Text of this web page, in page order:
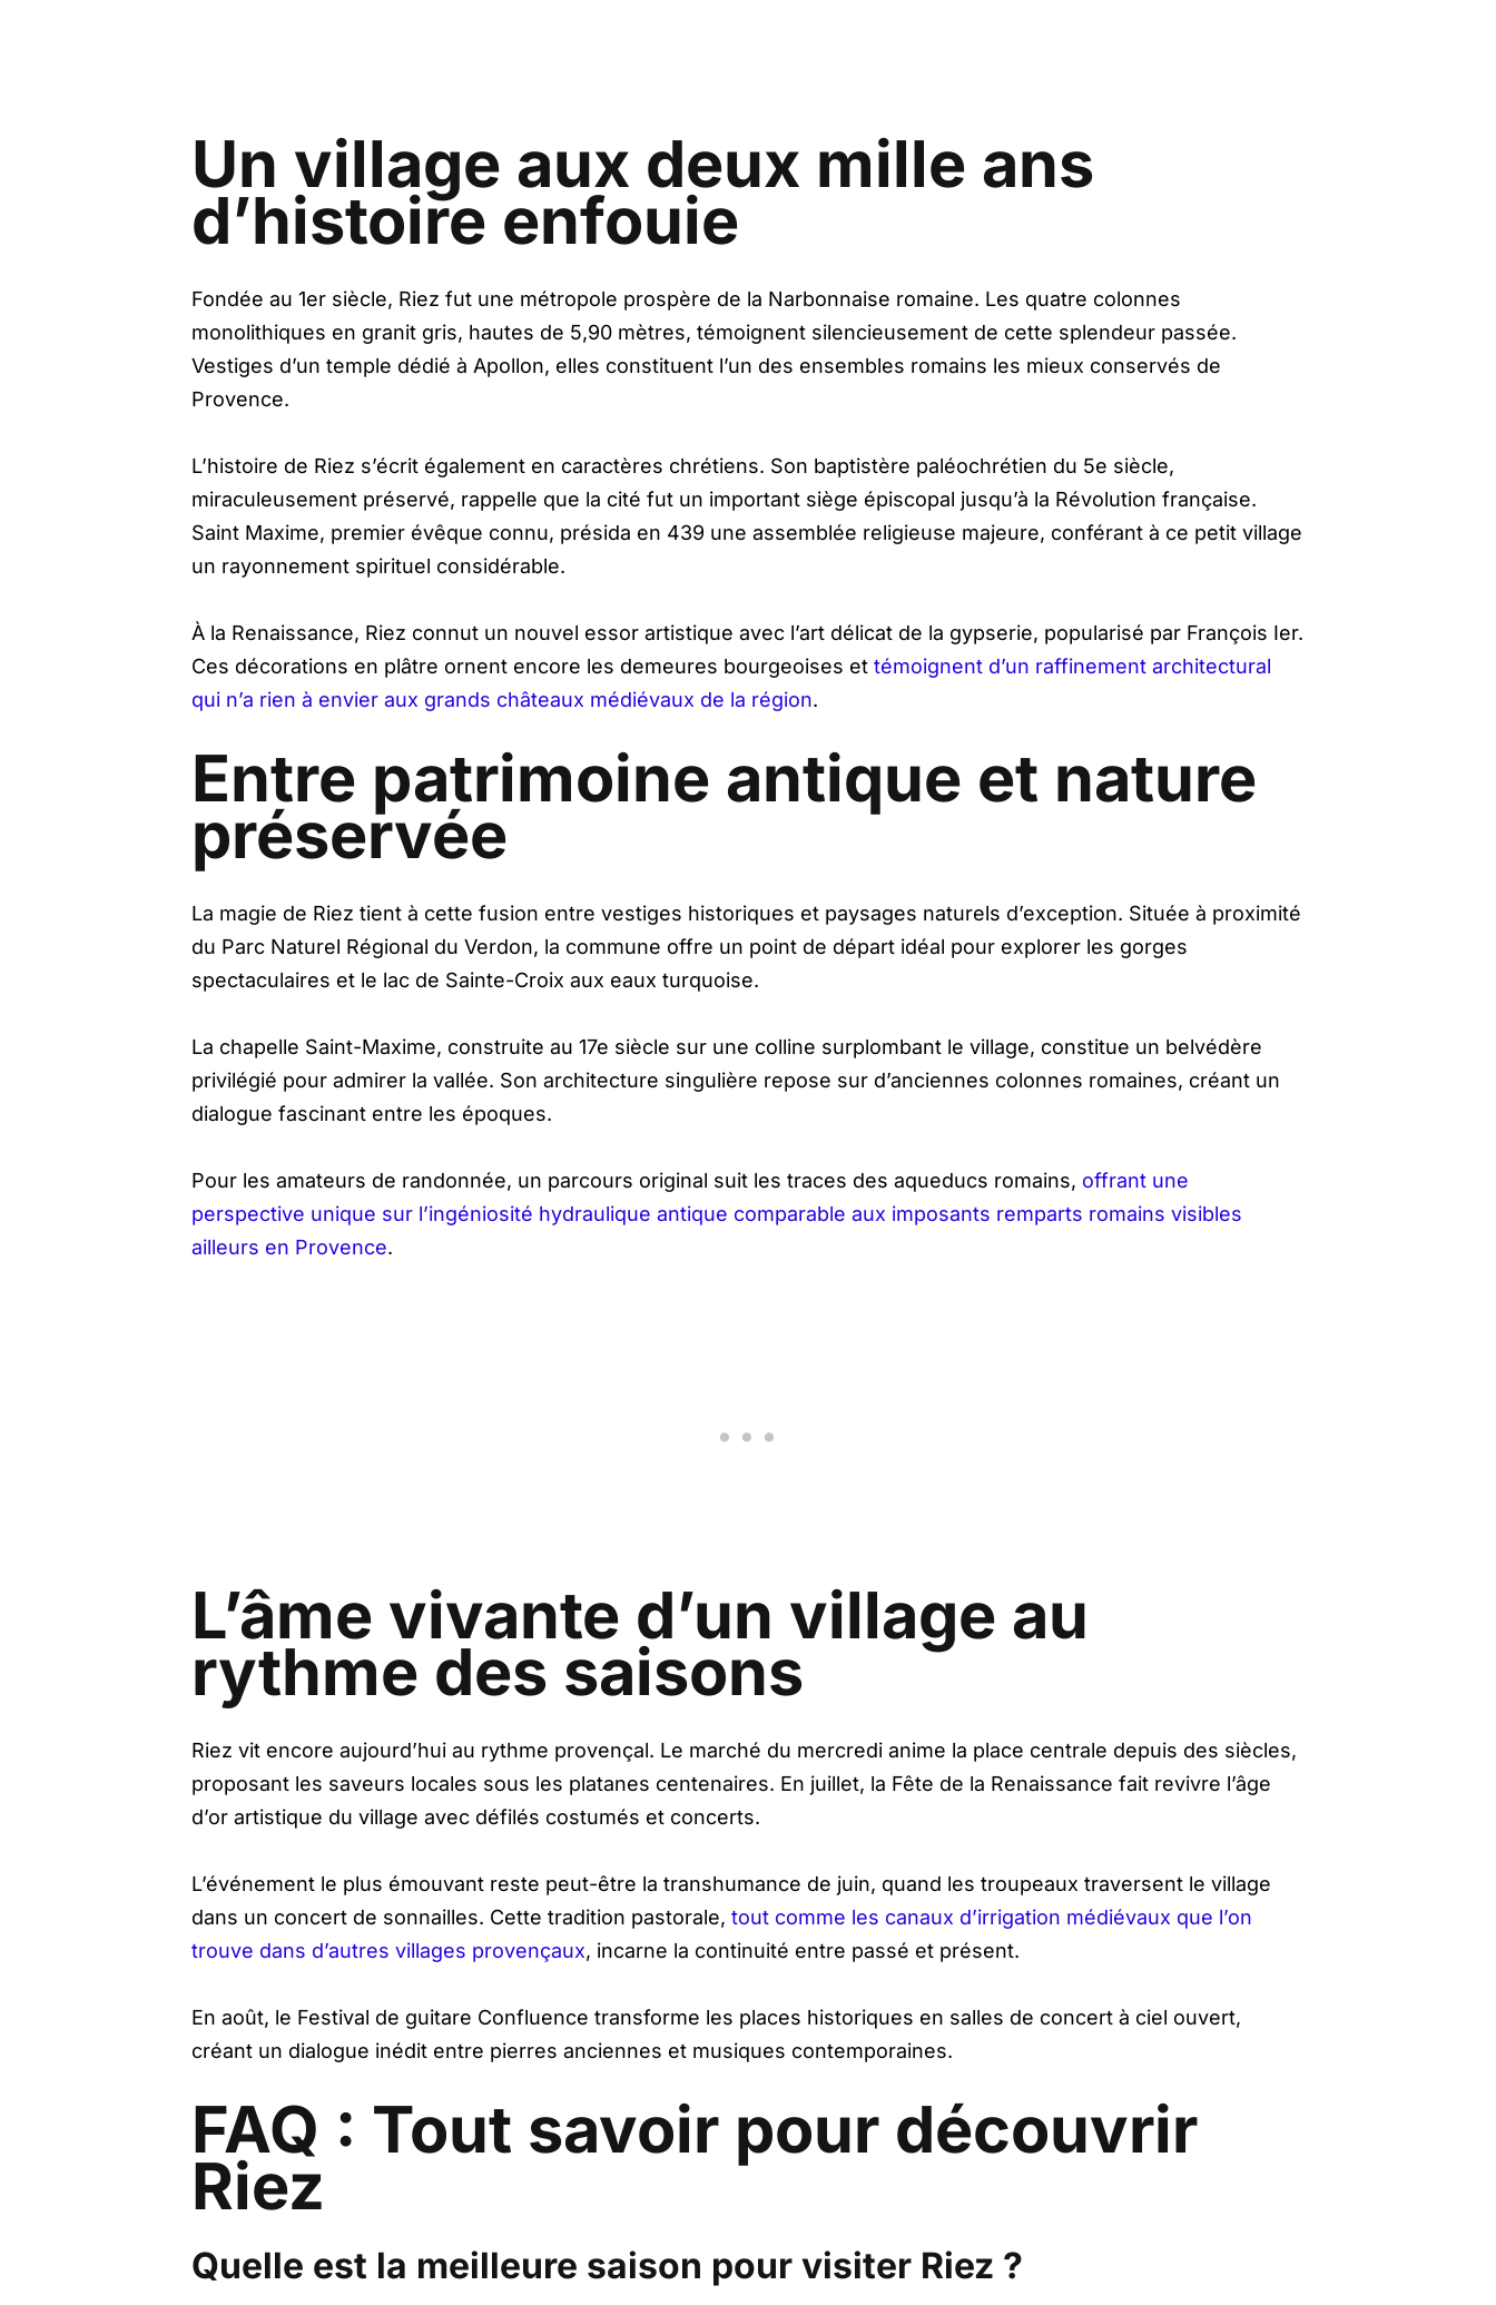
Un village aux deux mille ans
d’histoire enfouie
Fondée au 1er siècle, Riez fut une métropole prospère de la Narbonnaise romaine. Les quatre colonnes
monolithiques en granit gris, hautes de 5,90 mètres, témoignent silencieusement de cette splendeur passée.
Vestiges d’un temple dédié à Apollon, elles constituent l’un des ensembles romains les mieux conservés de
Provence.
L’histoire de Riez s’écrit également en caractères chrétiens. Son baptistère paléochrétien du 5e siècle,
miraculeusement préservé, rappelle que la cité fut un important siège épiscopal jusqu’à la Révolution française.
Saint Maxime, premier évêque connu, présida en 439 une assemblée religieuse majeure, conférant à ce petit village
un rayonnement spirituel considérable.
À la Renaissance, Riez connut un nouvel essor artistique avec l’art délicat de la gypserie, popularisé par François Ier.
Ces décorations en plâtre ornent encore les demeures bourgeoises et témoignent d’un raffinement architectural
qui n’a rien à envier aux grands châteaux médiévaux de la région.
Entre patrimoine antique et nature
préservée
La magie de Riez tient à cette fusion entre vestiges historiques et paysages naturels d’exception. Située à proximité
du Parc Naturel Régional du Verdon, la commune offre un point de départ idéal pour explorer les gorges
spectaculaires et le lac de Sainte-Croix aux eaux turquoise.
La chapelle Saint-Maxime, construite au 17e siècle sur une colline surplombant le village, constitue un belvédère
privilégié pour admirer la vallée. Son architecture singulière repose sur d’anciennes colonnes romaines, créant un
dialogue fascinant entre les époques.
Pour les amateurs de randonnée, un parcours original suit les traces des aqueducs romains, offrant une
perspective unique sur l’ingéniosité hydraulique antique comparable aux imposants remparts romains visibles
ailleurs en Provence.
L’âme vivante d’un village au
rythme des saisons
Riez vit encore aujourd’hui au rythme provençal. Le marché du mercredi anime la place centrale depuis des siècles,
proposant les saveurs locales sous les platanes centenaires. En juillet, la Fête de la Renaissance fait revivre l’âge
d’or artistique du village avec défilés costumés et concerts.
L’événement le plus émouvant reste peut-être la transhumance de juin, quand les troupeaux traversent le village
dans un concert de sonnailles. Cette tradition pastorale, tout comme les canaux d’irrigation médiévaux que l’on
trouve dans d’autres villages provençaux, incarne la continuité entre passé et présent.
En août, le Festival de guitare Confluence transforme les places historiques en salles de concert à ciel ouvert,
créant un dialogue inédit entre pierres anciennes et musiques contemporaines.
FAQ : Tout savoir pour découvrir
Riez
Quelle est la meilleure saison pour visiter Riez ?